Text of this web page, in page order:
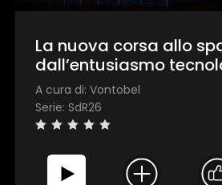
La nuova corsa allo
dall’entusiasmo
opportunità di
A cura di: Vontobel
Serie: SdR26